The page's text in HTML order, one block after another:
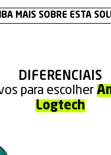
MAIS SOBRE ESTA
DIFERENCIAIS
para escolher
Logtech